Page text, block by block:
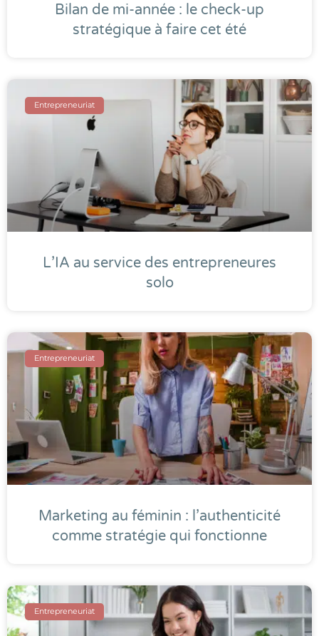
Bilan de mi-année : le check-up
stratégique à faire cet été
Entrepreneuriat
L’IA au service des entrepreneures
solo
Entrepreneuriat
Marketing au féminin : l’authenticité
comme stratégie qui fonctionne
Entrepreneuriat